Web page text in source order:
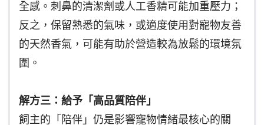
全感。刺鼻的清潔劑或人工香精可能加重壓力；
反之，保留熟悉的氣味，或適度使用對寵物友善
的天然香氣，可能有助於營造較為放鬆的環境氛
圍。
解方三：給予「高品質陪伴」
飼主的「陪伴」仍是影響寵物情緒最核心的關